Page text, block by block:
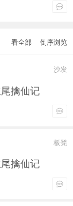
看全部 倒序浏览
沙发
擒仙记
板凳
擒仙记